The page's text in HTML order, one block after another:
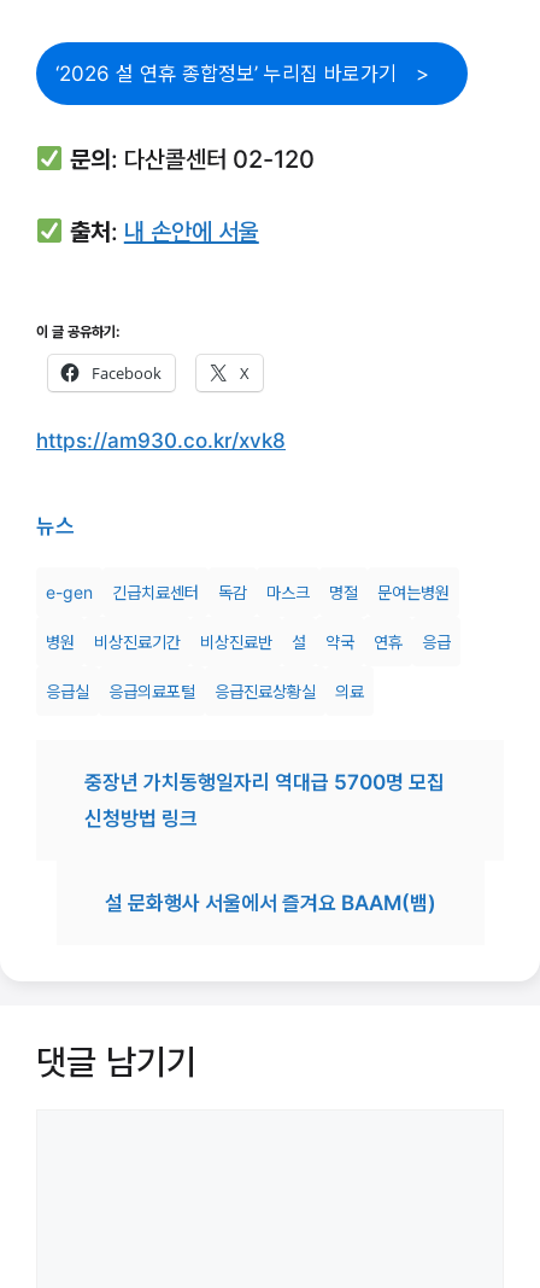
‘2026 설 연휴 종합정보’ 누리집 바로가기
문의 : 다산콜센터 02-120
출처: 내 손안에 서울
이 글 공유하기:
Facebook X
https://am930.co.kr/xvk8
뉴스
e-gen 긴급치료센터 독감 마스크 명절 문여는병원
병원 비상진료기간 비상진료반 설 약국 연휴 응급
응급실 응급의료포털 응급진료상황실 의료
중장년 가치동행일자리 역대급 5700명 모집
신청방법 링크
설 문화행사 서울에서 즐겨요 BAAM(뱀)
댓글 남기기